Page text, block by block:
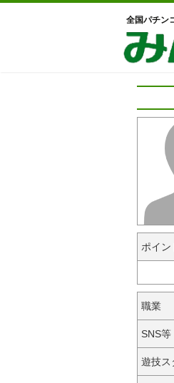
全国パチン
ポイン
職業
SNS等
遊技ス